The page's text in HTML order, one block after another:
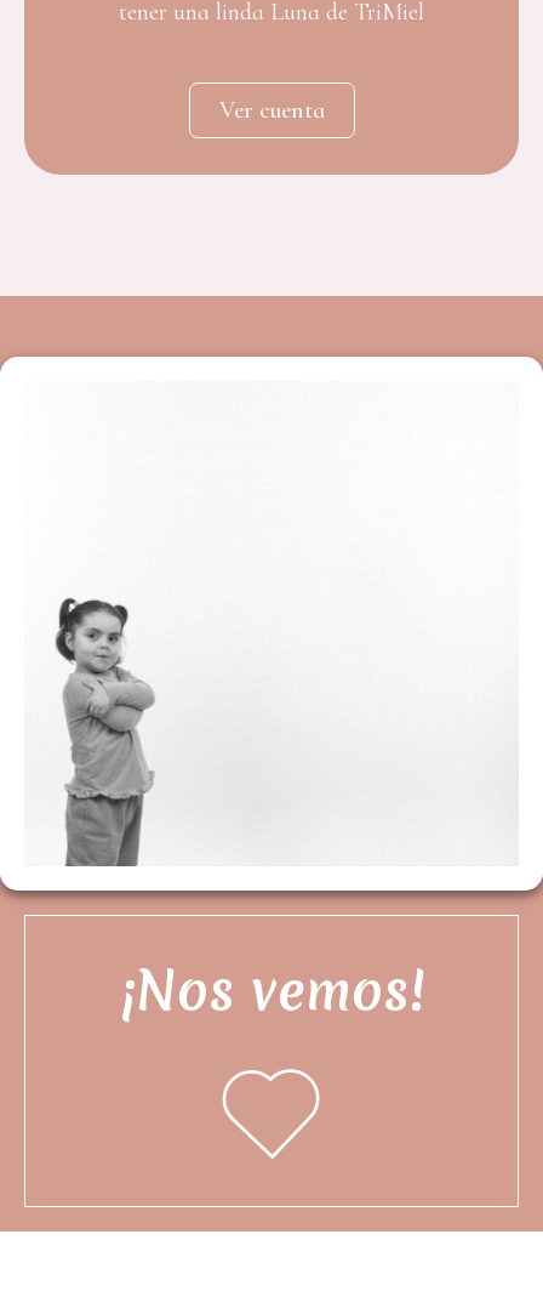
tener una linda Luna de TriMiel
Ver cuenta
¡Nos vemos!